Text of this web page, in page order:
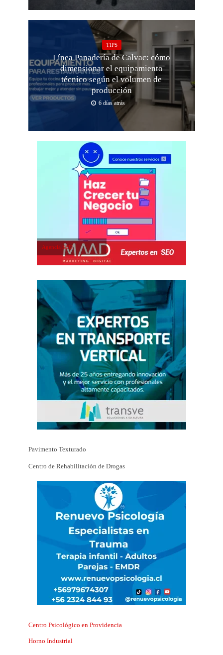
TIPS
Línea Panadería de Calvac: cómo
dimensionar el equipamiento
técnico según el volumen de
producción
6 días atrás
Agencia SEO
Pavimento Texturado
Centro de Rehabilitación de Drogas
Centro Psicológico en Providencia
Horno Industrial